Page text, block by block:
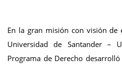
En la gran misión con visión de
Universidad de Santander –
Programa de Derecho